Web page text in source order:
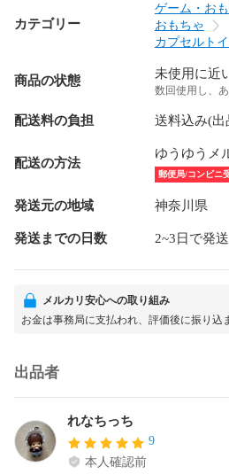
カテゴリー
ゲーム・お
おもちゃ
カプセルト
商品の状態 未使用に近
数回使用し、
配送料の負担 送料込み(出
配送の方法
ゆうゆうメ
郵便局/コンビニ
発送元の地域 神奈川県
発送までの日数 2~3日で発送
メルカリ安心への取り組み
お金は事務局に支払われ、評価後に振り込
出品者
れなちっち
9
本人確認前